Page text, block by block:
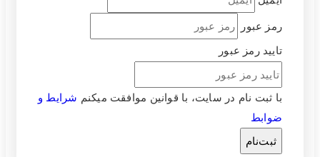
رمز عبور
تایید رمز عبور
با ثبت نام در سایت، با قوانین موافقت میکنم شرایط و
ضوابط
ثبت‌نام